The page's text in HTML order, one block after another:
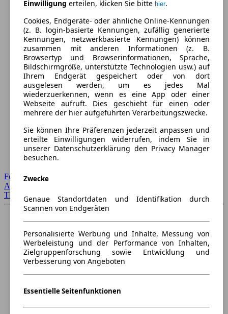
Forum Startseite
Alle Auto-Foren
Themen-Forum
Einwilligung erteilen, klicken Sie bitte hier.
Cookies, Endgeräte- oder ähnliche Online-Kennungen
(z. B. login-basierte Kennungen, zufällig generierte
Kennungen, netzwerkbasierte Kennungen) können
zusammen mit anderen Informationen (z. B.
Browsertyp und Browserinformationen, Sprache,
Bildschirmgröße, unterstützte Technologien usw.) auf
Ihrem Endgerät gespeichert oder von dort
ausgelesen werden, um es jedes Mal
wiederzuerkennen, wenn es eine App oder einer
Webseite aufruft. Dies geschieht für einen oder
mehrere der hier aufgeführten Verarbeitungszwecke.
Sie können Ihre Präferenzen jederzeit anpassen und
erteilte Einwilligungen widerrufen, indem Sie in
unserer Datenschutzerklärung den Privacy Manager
besuchen.
Zwecke
Genaue Standortdaten und Identifikation durch
Scannen von Endgeräten
Personalisierte Werbung und Inhalte, Messung von
Werbeleistung und der Performance von Inhalten,
Zielgruppenforschung sowie Entwicklung und
Verbesserung von Angeboten
Essentielle Seitenfunktionen